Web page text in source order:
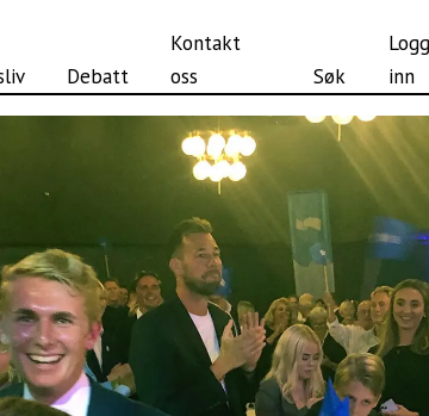
Debatt
Kontakt
oss
Søk
Logg
inn